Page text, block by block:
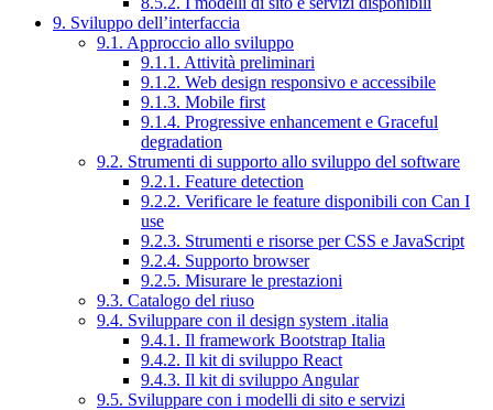
9. Sviluppo dell’interfaccia
9.1. Approccio allo sviluppo
9.1.1. Attività preliminari
9.1.2. Web design responsivo e accessibile
9.1.3. Mobile first
9.1.4. Progressive enhancement e Graceful
degradation
9.2. Strumenti di supporto allo sviluppo del software
9.2.1. Feature detection
9.2.2. Verificare le feature disponibili con Can I
use
9.2.3. Strumenti e risorse per CSS e JavaScript
9.2.4. Supporto browser
9.2.5. Misurare le prestazioni
9.3. Catalogo del riuso
9.4. Sviluppare con il design system .italia
9.4.1. Il framework Bootstrap Italia
9.4.2. Il kit di sviluppo React
9.4.3. Il kit di sviluppo Angular
9.5. Sviluppare con i modelli di sito e servizi